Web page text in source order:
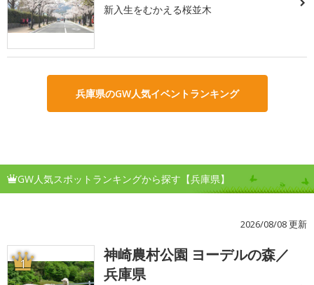
新入生をむかえる桜並木
兵庫県のGW人気イベントランキング
GW人気スポットランキングから探す【兵庫県】
2026/08/08 更新
1
神崎農村公園 ヨーデルの森／
兵庫県